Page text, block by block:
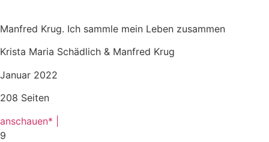
Manfred Krug. Ich sammle mein Leben zusammen
Krista Maria Schädlich & Manfred Krug
Januar 2022
208 Seiten
anschauen* |
9